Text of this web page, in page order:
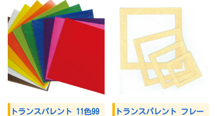
トランスパレント 11色99
トランスパレント フレー